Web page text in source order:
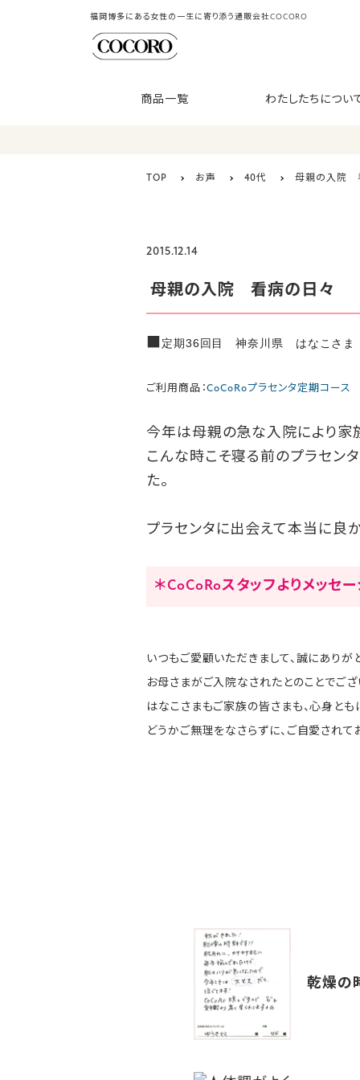
福岡博多にある女性の一生に寄り添う通販会社COCORO
商品一覧 わたしたちについ
TOP お声 40代 母親の入院
2015.12.14
母親の入院 看病の日々
■定期36回目 神奈川県 はなこさ
ご利用商品：CoCoRoプラセンタ定期コース
今年は母親の急な入院により家
こんな時こそ寝る前のプラセンタ
た。
プラセンタに出会えて本当に良
＊CoCoRoスタッフよりメッセ
いつもご愛顧いただきまして、誠にありが
お母さまがご入院なされたとのことでござ
はなこさまもご家族の皆さまも、心身とも
どうかご無理をなさらずに、ご自愛されて
乾燥の